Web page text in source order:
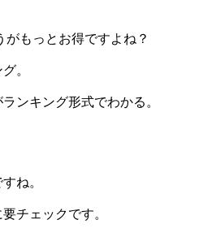
がもっとお得ですよね？
。
ンキング形式でわかる。
ね。
チェックです。